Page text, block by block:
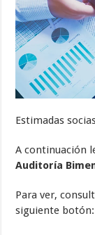
Estimadas
A continuación
Auditoría
Para ver,
siguiente botón: